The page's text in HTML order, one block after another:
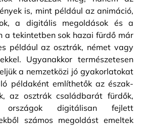
is, mint például az animáció,
a digitális megoldások és a
a tekintetben sok hazai fürdő már
például az osztrák, német vagy
Ugyanakkor természetesen
a nemzetközi jó gyakorlatokat
példaként említhetők az észak-
az osztrák családbarát fürdők,
digitálisan fejlett
számos megoldást emeltek